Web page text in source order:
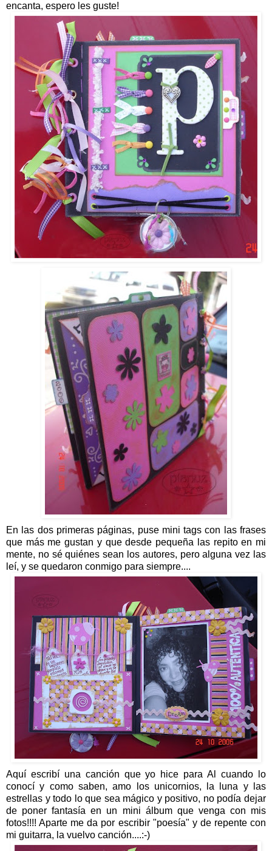
encanta, espero les guste!
En las dos primeras páginas, puse mini tags con las frases
que más me gustan y que desde pequeña las repito en mi
mente, no sé quiénes sean los autores, pero alguna vez las
leí, y se quedaron conmigo para siempre....
Aquí escribí una canción que yo hice para Al cuando lo
conocí y como saben, amo los unicornios, la luna y las
estrellas y todo lo que sea mágico y positivo, no podía dejar
de poner fantasía en un mini álbum que venga con mis
fotos!!!! Aparte me da por escribir "poesía" y de repente con
mi guitarra, la vuelvo canción....:-)